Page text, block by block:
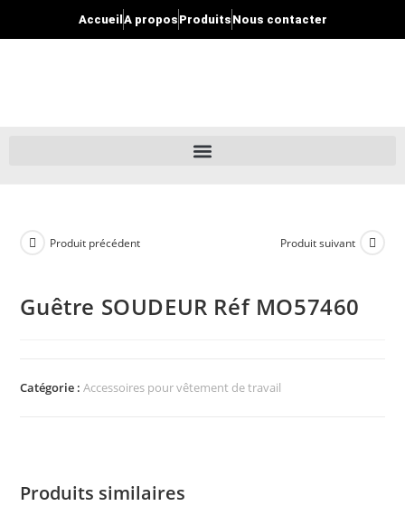
Accueil A propos Produits Nous contacter
Produit précédent Produit suivant
Guêtre SOUDEUR Réf MO57460
Catégorie :Accessoires pour vêtement de travail
Produits similaires